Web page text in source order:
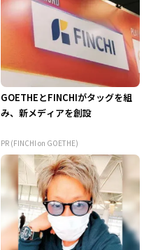
GOETHEとFINCHIがタッグを組
み、新メディアを創設
PR (FINCHI on GOETHE)